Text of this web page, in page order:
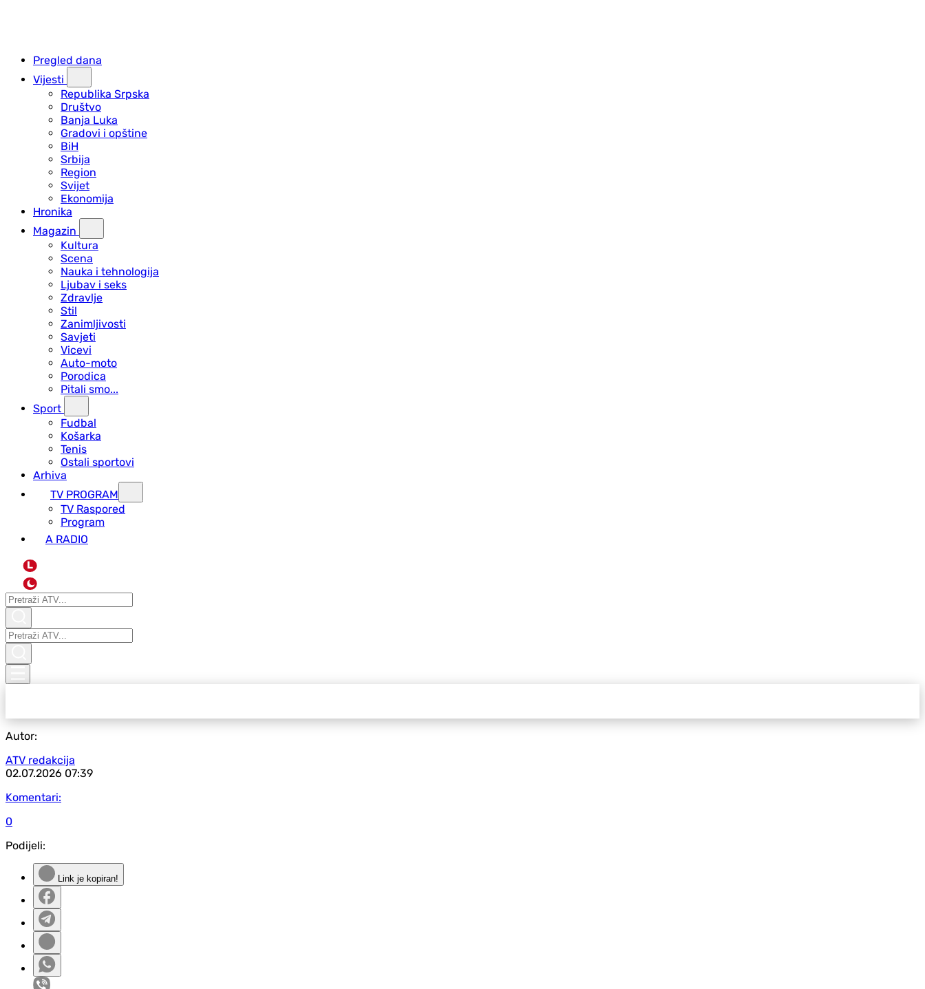
Pregled dana
Vijesti
Republika Srpska
Društvo
Banja Luka
Gradovi i opštine
BiH
Srbija
Region
Svijet
Ekonomija
Hronika
Magazin
Kultura
Scena
Nauka i tehnologija
Ljubav i seks
Zdravlje
Stil
Zanimljivosti
Savjeti
Vicevi
Auto-moto
Porodica
Pitali smo...
Sport
Fudbal
Košarka
Tenis
Ostali sportovi
Arhiva
TV PROGRAM
ТV Raspored
Program
A RADIO
L
Autor:
ATV redakcija
02.07.2026 07:39
Komentari:
0
Podijeli:
Link je kopiran!